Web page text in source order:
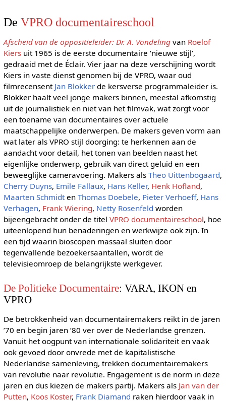
De VPRO documentaireschool
Afscheid van de oppositieleider: Dr. A. Vondelingvan Roelof
Kiersuit 1965 is de eerste documentaire ‘nieuwe stijl’,
gedraaid met de Éclair. Vier jaar na deze verschijning wordt
Kiers in vaste dienst genomen bij de VPRO, waar oud
filmrecensent Jan Blokkerde kersverse programmaleider is.
Blokker haalt veel jonge makers binnen, meestal afkomstig
uit de journalistiek en niet van het filmvak, wat zorgt voor
een toename van documentaires over actuele
maatschappelijke onderwerpen. De makers geven vorm aan
wat later als VPRO stijl doorging: te herkennen aan de
aandacht voor detail, het tonen van beelden naast het
eigenlijke onderwerp, gebruik van direct geluid en een
beweeglijke cameravoering. Makers als Theo Uittenbogaard,
Cherry Duyns, Emile Fallaux, Hans Keller, Henk Hofland,
Maarten Schmidten Thomas Doebele, Pieter Verhoeff, Hans
Verhagen, Frank Wiering, Netty Rosenfeld worden
bijeengebracht onder de titel VPRO documentaireschool, hoe
uiteenlopend hun benaderingen en werkwijze ook zijn. In
een tijd waarin bioscopen massaal sluiten door
tegenvallende bezoekersaantallen, wordt de
televisieomroep de belangrijkste werkgever.
De Politieke Documentaire: VARA, IKON en
VPRO
De betrokkenheid van documentairemakers reikt in de jaren
’70 en begin jaren ’80 ver over de Nederlandse grenzen.
Vanuit het oogpunt van internationale solidariteit en vaak
ook gevoed door onvrede met de kapitalistische
Nederlandse samenleving, trekken documentairemakers
van revolutie naar revolutie. Engagement is de norm in deze
jaren en dus kiezen de makers partij. Makers als Jan van der
Putten, Koos Koster, Frank Diamand raken hierdoor vaak in